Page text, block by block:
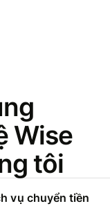
Wise
tôi
vụ chuyển tiền